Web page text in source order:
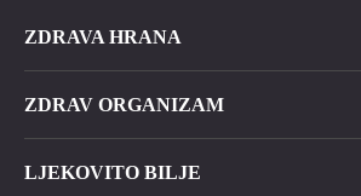
ZDRAVA HRANA
ZDRAV ORGANIZAM
LJEKOVITO BILJE